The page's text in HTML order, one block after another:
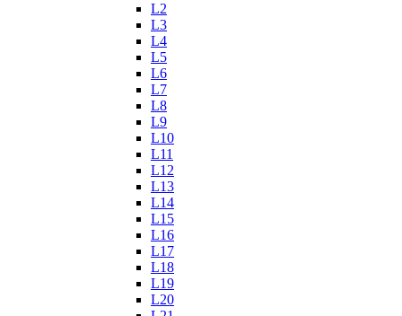
L2
L3
L4
L5
L6
L7
L8
L9
L10
L11
L12
L13
L14
L15
L16
L17
L18
L19
L20